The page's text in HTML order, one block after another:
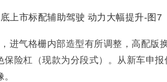
进气格栅内部造型有所调整，高配版
保险杠（现款为分段式）。从新车申报